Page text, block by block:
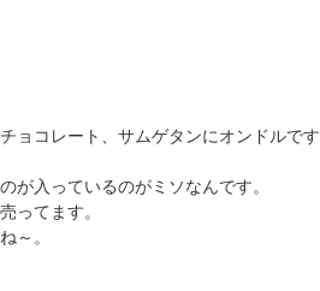
ョコレート、サムゲタンにオンドルです
が入っているのがミソなんです。
ってます。
～。